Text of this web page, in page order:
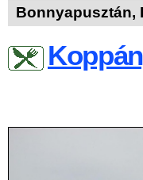
Bonnyapusztán,